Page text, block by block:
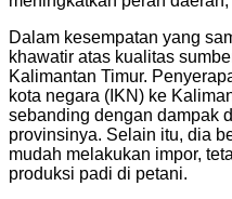
Dalam kesempatan yang
khawatir atas kualitas
Kalimantan Timur.
kota negara (IKN) ke
sebanding dengan dampak
provinsinya. Selain itu, dia
mudah melakukan impor,
produksi padi di petani.